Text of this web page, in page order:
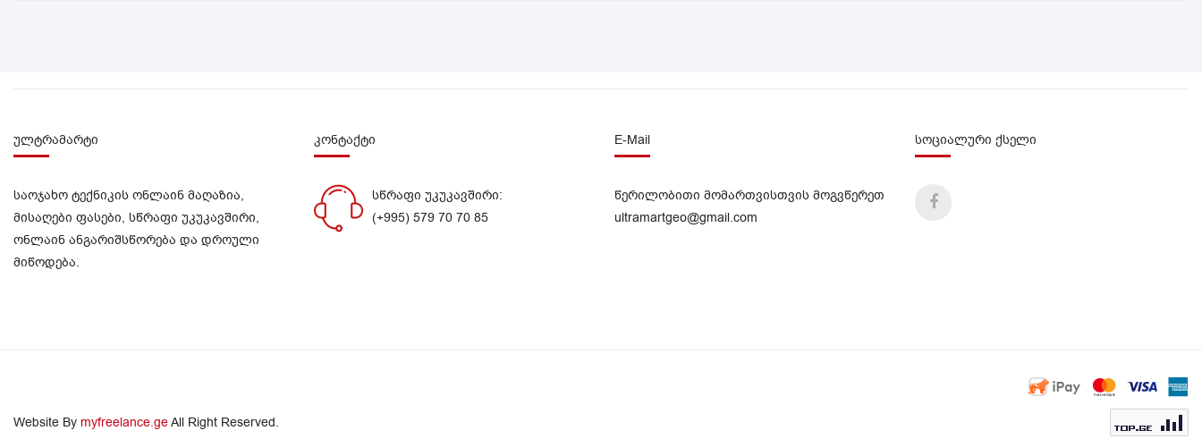
ულტრამარტი
საოჯახო ტექნიკის ონლაინ მაღაზია,
მისაღები ფასები, სწრაფი უკუკავშირი,
ონლაინ ანგარიშსწორება და დროული
მიწოდება.
კონტაქტი
სწრაფი უკუკავშირი:
(+995) 579 70 70 85
E-Mail
წერილობითი მომართვისთვის მოგვწერეთ
ultramartgeo@gmail.com
სოციალური ქსელი
Website By myfreelance.geAll Right Reserved.